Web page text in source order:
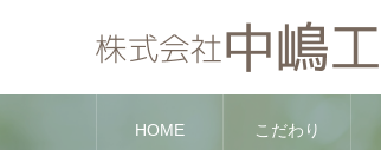
HOME こだわり